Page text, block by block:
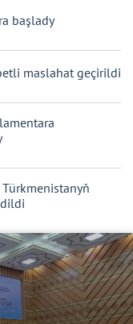
başlady
maslahat geçirildi